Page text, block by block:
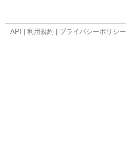
API 利用規約 プライバシーポリシー